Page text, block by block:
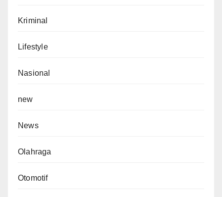
Kriminal
Lifestyle
Nasional
new
News
Olahraga
Otomotif